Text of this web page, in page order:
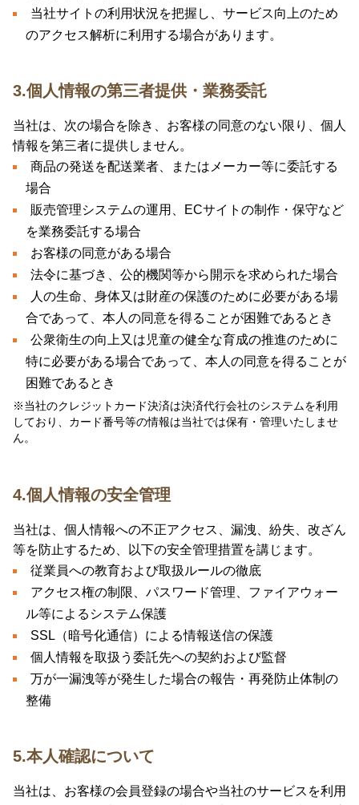
当社サイトの利用状況を把握し、サービス向上のため
のアクセス解析に利用する場合があります。
3.個人情報の第三者提供・業務委託
当社は、次の場合を除き、お客様の同意のない限り、個人
情報を第三者に提供しません。
商品の発送を配送業者、またはメーカー等に委託する
場合
販売管理システムの運用、ECサイトの制作・保守など
を業務委託する場合
お客様の同意がある場合
法令に基づき、公的機関等から開示を求められた場合
人の生命、身体又は財産の保護のために必要がある場
合であって、本人の同意を得ることが困難であるとき
公衆衛生の向上又は児童の健全な育成の推進のために
特に必要がある場合であって、本人の同意を得ることが
困難であるとき
※当社のクレジットカード決済は決済代行会社のシステムを利用
しており、カード番号等の情報は当社では保有・管理いたしませ
ん。
4.個人情報の安全管理
当社は、個人情報への不正アクセス、漏洩、紛失、改ざん
等を防止するため、以下の安全管理措置を講じます。
従業員への教育および取扱ルールの徹底
アクセス権の制限、パスワード管理、ファイアウォー
ル等によるシステム保護
SSL（暗号化通信）による情報送信の保護
個人情報を取扱う委託先への契約および監督
万が一漏洩等が発生した場合の報告・再発防止体制の
整備
5.本人確認について
当社は、お客様の会員登録の場合や当社のサービスを利用